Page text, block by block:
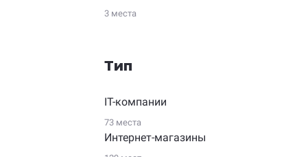
3 места
Тип
IT-компании
73 места
Интернет-магазины